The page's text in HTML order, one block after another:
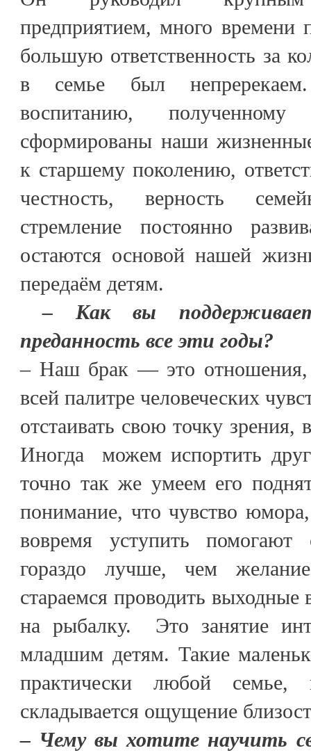
предприятием, много времени
большую ответственность за
в семье был
воспитанию,
сформированы наши
к старшему поколению,
честность, верность
стремление постоянно
остаются основой нашей
передаём детям.
– Как вы
преданность все эти годы?
– Наш брак — это отношения,
всей палитре человеческих
отстаивать свою точку зрения,
Иногда можем испортить
точно так же умеем его
понимание, что чувство
вовремя уступить помогают
гораздо лучше, чем
стараемся проводить выходные
на рыбалку. Это занятие
младшим детям. Такие
практически любой
складывается ощущение
– Чему вы хотите научить